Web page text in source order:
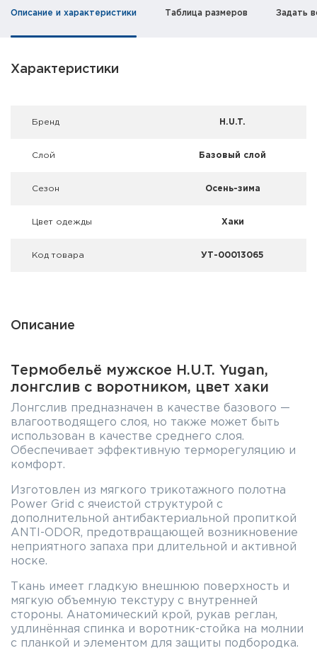
Чехлы и кейсы
Релоадинг
Сигнальные средства
Дартс
Аксессуары
Описание и характеристики Таблица размеров Задать
Характеристики
Брeнд H.U.T.
Слой Базовый слой
Сезон Осень-зима
Цвет одежды Хаки
Код товара УТ-00013065
Описание
Термобельё мужское H.U.T. Yugan,
лонгслив с воротником, цвет хаки
Лонгслив предназначен в качестве базового —
влагоотводящего слоя, но также может быть
использован в качестве среднего слоя.
Обеспечивает эффективную терморегуляцию и
комфорт.
Изготовлен из мягкого трикотажного полотна
Power Grid с ячеистой структурой с
дополнительной антибактериальной пропиткой
ANTI-ODOR, предотвращающей возникновение
неприятного запаха при длительной и активной
носке.
Ткань имеет гладкую внешнюю поверхность и
мягкую объемную текстуру с внутренней
стороны. Анатомический крой, рукав реглан,
удлинённая спинка и воротник-стойка на молнии
с планкой и элементом для защиты подбородка.